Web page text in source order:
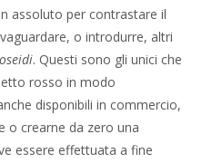
assoluto per contrastare il
o introdurre, altri
. Questi sono gli unici che
rosso in modo
disponibili in commercio,
o crearne da zero una
essere effettuata a fine